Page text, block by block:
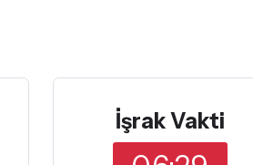
İşrak Vakti